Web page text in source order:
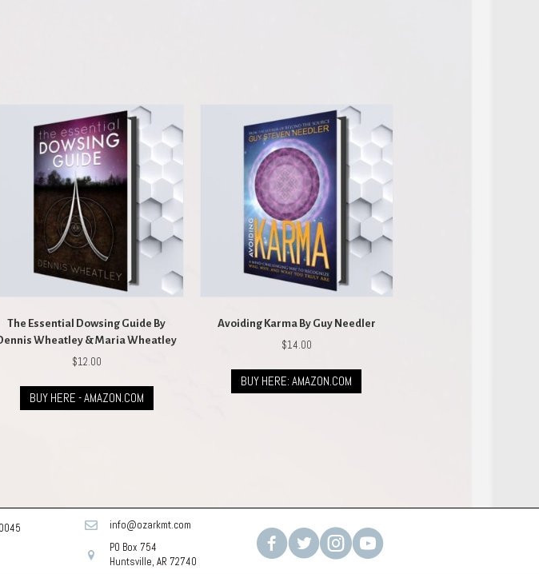
The Essential Dowsing Guide By
Wheatley & Maria Wheatley
$12.00
BUY HERE - AMAZON.COM
Avoiding Karma By Guy Needler
$14.00
BUY HERE: AMAZON.COM
info@ozarkmt.com
PO Box 754
Huntsville, AR 72740